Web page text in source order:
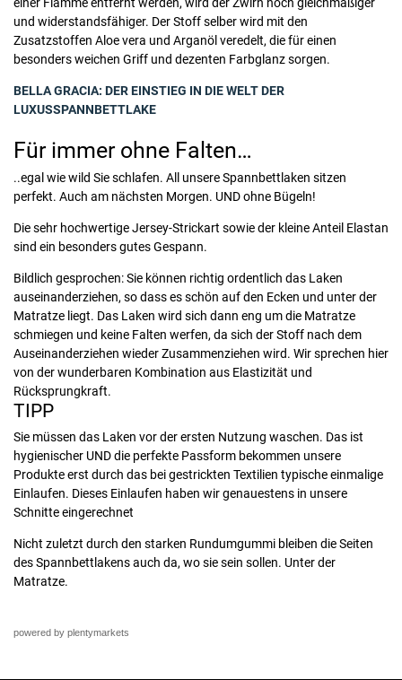
und widerstandsfähiger. Der Stoff selber wird mit den
Zusatzstoffen Aloe vera und Arganöl veredelt, die für einen
besonders weichen Griff und dezenten Farbglanz sorgen.
BELLA GRACIA: DER EINSTIEG IN DIE WELT DER
LUXUSSPANNBETTLAKE
Für immer ohne Falten…
..egal wie wild Sie schlafen. All unsere Spannbettlaken sitzen
perfekt. Auch am nächsten Morgen. UND ohne Bügeln!
Die sehr hochwertige Jersey-Strickart sowie der kleine Anteil Elastan
sind ein besonders gutes Gespann.
Bildlich gesprochen: Sie können richtig ordentlich das Laken
auseinanderziehen, so dass es schön auf den Ecken und unter der
Matratze liegt. Das Laken wird sich dann eng um die Matratze
schmiegen und keine Falten werfen, da sich der Stoff nach dem
Auseinanderziehen wieder Zusammenziehen wird. Wir sprechen hier
von der wunderbaren Kombination aus Elastizität und
Rücksprungkraft.
TIPP
Sie müssen das Laken vor der ersten Nutzung waschen. Das ist
hygienischer UND die perfekte Passform bekommen unsere
Produkte erst durch das bei gestrickten Textilien typische einmalige
Einlaufen. Dieses Einlaufen haben wir genauestens in unsere
Schnitte eingerechnet
Nicht zuletzt durch den starken Rundumgummi bleiben die Seiten
des Spannbettlakens auch da, wo sie sein sollen. Unter der
Matratze.
powered by plentymarkets